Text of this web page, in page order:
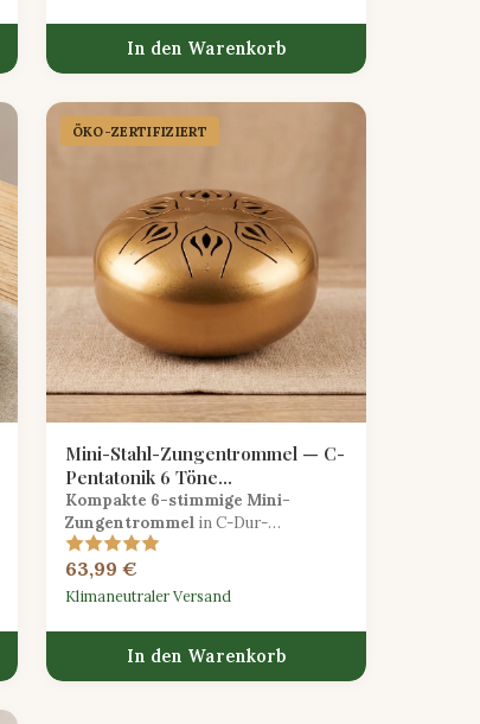
In den Warenkorb
ÖKO-ZERTIFIZIERT
Mini-Stahl-Zungentrommel — C-
Pentatonik 6 Töne
Sonnenaufgang-Gold
Kompakte 6-stimmige Mini-
Zungentrommel in C-Dur-
Pentatonik mit einer warmen,
sonnenaufgangsgoldenen Oberfläche,
ideal für Reisemeditation und um
63,99 €
Klimaneutraler Versand
In den Warenkorb